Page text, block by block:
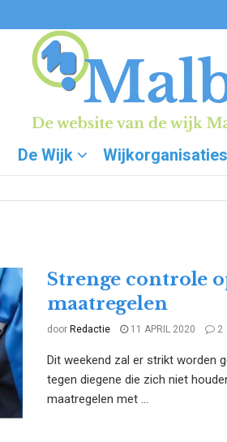
De Wijk Wijkorganisaties
Strenge controle
maatregelen
door Redactie 11 APRIL 2020 2
Dit weekend zal er strikt worden
tegen diegene die zich niet
maatregelen met ...